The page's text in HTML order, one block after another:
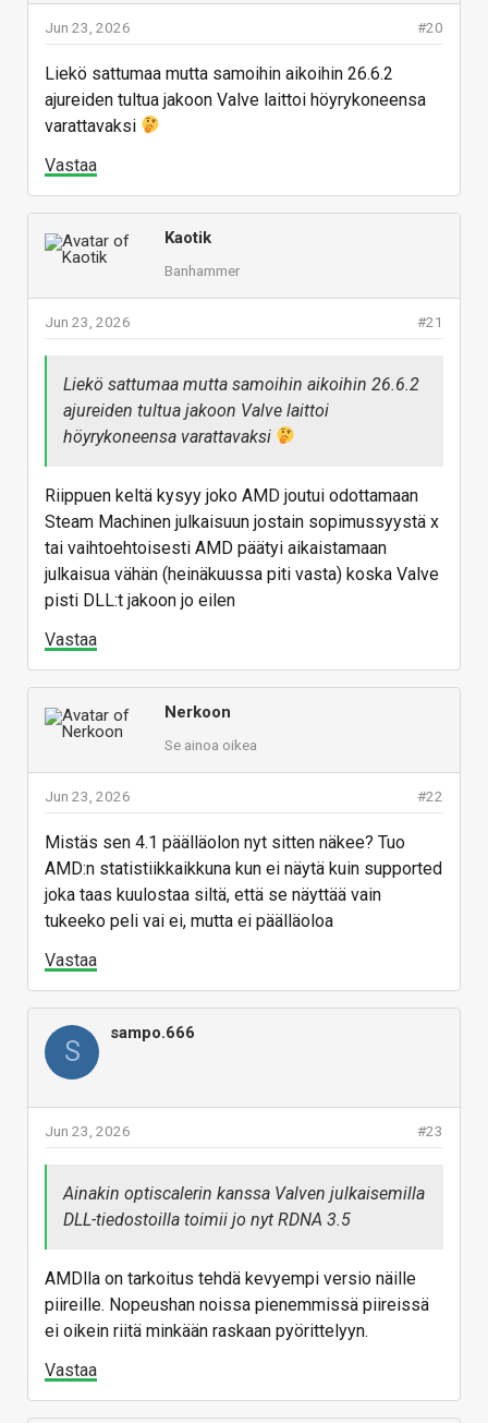
#20
Jun 23, 2026
Liekö sattumaa mutta samoihin aikoihin 26.6.2
ajureiden tultua jakoon Valve laittoi höyrykoneensa
varattavaksi
Vastaa
Kaotik
Banhammer
#21
Jun 23, 2026
Liekö sattumaa mutta samoihin aikoihin 26.6.2
ajureiden tultua jakoon Valve laittoi
höyrykoneensa varattavaksi
Riippuen keltä kysyy joko AMD joutui odottamaan
Steam Machinen julkaisuun jostain sopimussyystä x
tai vaihtoehtoisesti AMD päätyi aikaistamaan
julkaisua vähän (heinäkuussa piti vasta) koska Valve
pisti DLL:t jakoon jo eilen
Vastaa
Nerkoon
Se ainoa oikea
#22
Jun 23, 2026
Mistäs sen 4.1 päälläolon nyt sitten näkee? Tuo
AMD:n statistiikkaikkuna kun ei näytä kuin supported
joka taas kuulostaa siltä, että se näyttää vain
tukeeko peli vai ei, mutta ei päälläoloa
Vastaa
S
sampo.666
#23
Jun 23, 2026
Ainakin optiscalerin kanssa Valven julkaisemilla
DLL-tiedostoilla toimii jo nyt RDNA 3.5
AMDlla on tarkoitus tehdä kevyempi versio näille
piireille. Nopeushan noissa pienemmissä piireissä
ei oikein riitä minkään raskaan pyörittelyyn.
Vastaa